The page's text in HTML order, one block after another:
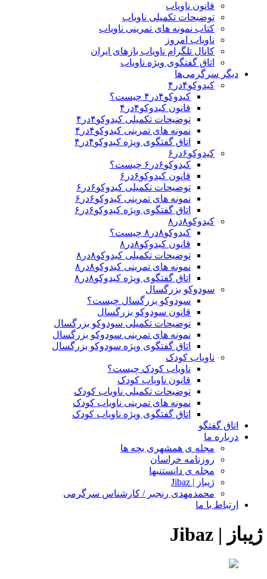
قانون ناویاب
توضیحات تکمیلی ناویاب
کتاب نمونه های تمرینی ناویاب
ناویاب امروز
کانال تلگرام ناویاب بازهای ایران
اتاق گفتگوی ویژه ناویاب
دیگر سرگرمی‌ها
کیدوکو۴در۴
کیدوکو۴در۴ چیست؟
قانون کیدوکو۴در۴
توضیحات تکمیلی کیدوکو۴در۴
نمونه های تمرینی کیدوکو۴در۴
اتاق گفتگوی ویژه کیدوکو۴در۴
کیدوکو۶در۶
کیدوکو۶در۶ چیست؟
قانون کیدوکو۶در۶
توضیحات تکمیلی کیدوکو۶در۶
نمونه های تمرینی کیدوکو۶در۶
اتاق گفتگوی ویژه کیدوکو۶در۶
کیدوکو۸در۸
کیدوکو۸در۸ چیست؟
قانون کیدوکو۸در۸
توضیحات تکمیلی کیدوکو۸در۸
نمونه های تمرینی کیدوکو۸در۸
اتاق گفتگوی ویژه کیدوکو۸در۸
سودوکو بزرگسال
سودوکو بزرگسال چیست؟
قانون سودوکو بزرگسال
توضیحات تکمیلی سودوکو بزرگسال
نمونه های تمرینی سودوکو بزرگسال
اتاق گفتگوی ویژه سودوکو بزرگسال
ناویاب کودک
ناویاب کودک چیست؟
قانون ناویاب کودک
توضیحات تکمیلی ناویاب کودک
نمونه های تمرینی ناویاب کودک
اتاق گفتگوی ویژه ناویاب کودک
اتاق گفتگو
درباره ما
مجله ی همشهری بچه ها
روزنامه خراسان
مجله ی دانستنیها
ژیباز | Jibaz
محمدمهدی رنجبر / کارشناس سرگرمی
ارتباط با ما
ژیباز | Jibaz